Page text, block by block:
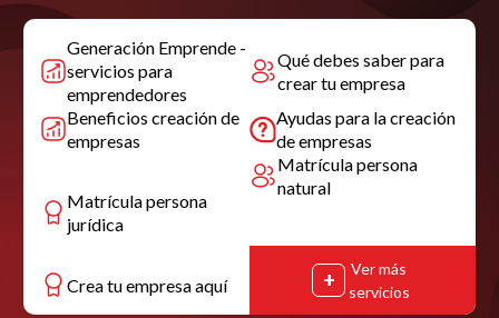
Generación Emprende -
servicios para
emprendedores
Qué debes saber para
crear tu empresa
Beneficios creación de
empresas
Ayudas para la creación
de empresas
Matrícula persona
jurídica
Matrícula persona
natural
Crea tu empresa aquí
Ver más
servicios